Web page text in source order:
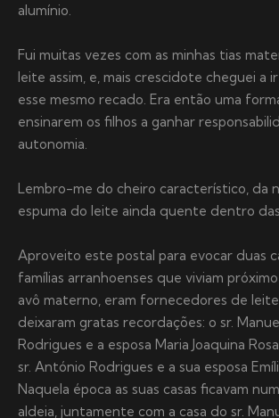
alumínio.
Fui muitas vezes com as minhas tias
leite assim, e, mais crescidote cheguei a
esse mesmo recado. Era então uma
ensinarem os filhos a ganhar
autonomia.
Lembro-me do cheiro característico, da
espuma do leite ainda quente dentro das
Aproveito este postal para evocar duas
famílias arranhoenses que viviam
avô materno, eram fornecedores de
deixaram gratas recordações: o sr.
Rodrigues e a esposa Maria Joaquina
sr. António Rodrigues e a sua esposa
Naquela época as suas casas ficavam
aldeia, juntamente com a casa do sr.